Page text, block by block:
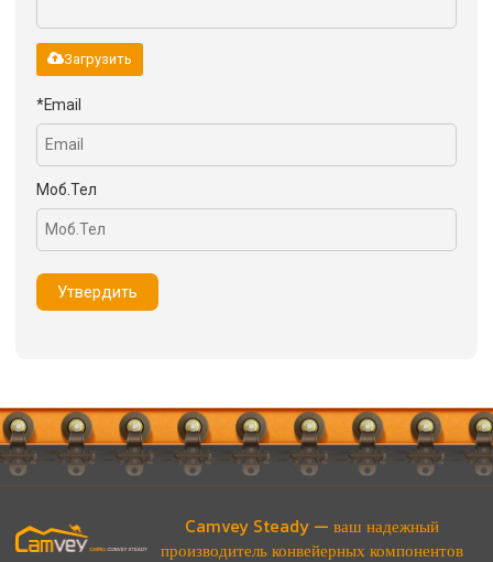
Загрузить
*Email
Моб.Тел
Утвердить
Camvey Steady — ваш надежный
производитель конвейерных компонентов